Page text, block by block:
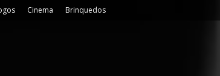
Cinema Brinquedos